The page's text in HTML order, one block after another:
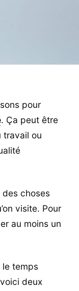
pour
. Ça peut être
travail ou
choses
visite. Pour
au moins un
le temps
deux